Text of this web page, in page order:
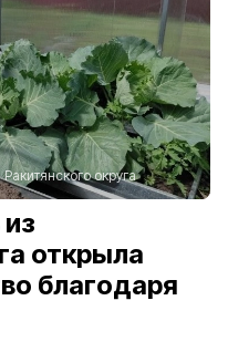
округа
открыла
благодаря